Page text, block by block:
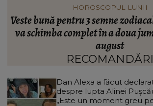
INFORMATIILE ZILEI
S-a împlinit un an de la
care trei frați și-au pierdut
transmis un mesaj răvășitor: „Am
dar mă doare.”
RECOMANDĂRI
Dan Alexa a făcut
despre lupta Alinei
„Este un moment greu